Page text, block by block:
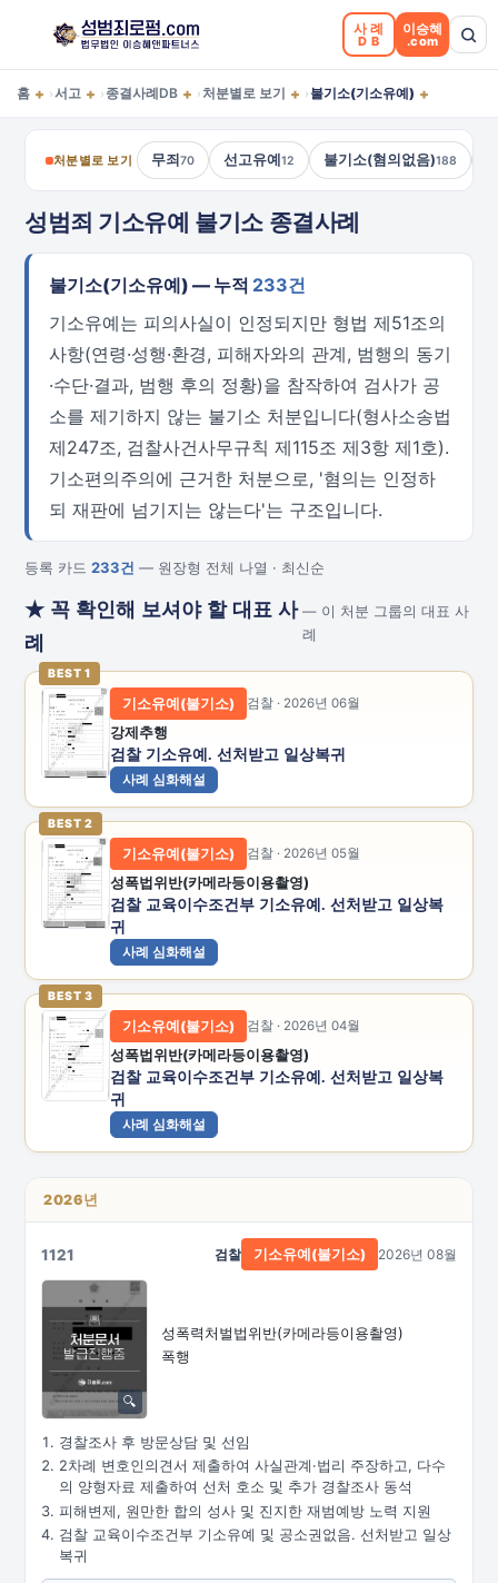
사례
DB
이승혜
.com
홈 + ›서고 + › 종결사례DB + › 처분별로 보기 + › 불기소(기소유예) +
처분별로 보기 무죄70 선고유예12 불기소(혐의없음)188
성범죄 기소유예 불기소 종결사례
불기소(기소유예) — 누적 233건
기소유예는 피의사실이 인정되지만 형법 제51조의
사항(연령·성행·환경, 피해자와의 관계, 범행의 동기
·수단·결과, 범행 후의 정황)을 참작하여 검사가 공
소를 제기하지 않는 불기소 처분입니다(형사소송법
제247조, 검찰사건사무규칙 제115조 제3항 제1호).
기소편의주의에 근거한 처분으로, '혐의는 인정하
되 재판에 넘기지는 않는다'는 구조입니다.
등록 카드 233건 — 원장형 전체 나열 · 최신순
★ 꼭 확인해 보셔야 할 대표 사
례
— 이 처분 그룹의 대표 사
례
BEST 1
기소유예(불기소) 검찰 · 2026년 06월
강제추행
검찰 기소유예. 선처받고 일상복귀
사례 심화해설
BEST 2
기소유예(불기소) 검찰 · 2026년 05월
성폭법위반(카메라등이용촬영)
검찰 교육이수조건부 기소유예. 선처받고 일상복
귀
사례 심화해설
BEST 3
기소유예(불기소) 검찰 · 2026년 04월
성폭법위반(카메라등이용촬영)
검찰 교육이수조건부 기소유예. 선처받고 일상복
귀
사례 심화해설
2026년
1121
성폭력처벌법위반(카메라등이용촬영)
폭행
검찰 기소유예(불기소) 2026년 08월
경찰조사 후 방문상담 및 선임
2차례 변호인의견서 제출하여 사실관계·법리 주장하고, 다수
의 양형자료 제출하여 선처 호소 및 추가 경찰조사 동석
피해변제, 원만한 합의 성사 및 진지한 재범예방 노력 지원
검찰 교육이수조건부 기소유예 및 공소권없음. 선처받고 일상
복귀